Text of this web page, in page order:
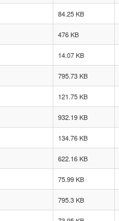
84.25 KB
476 KB
14.07 KB
795.73 KB
121.75 KB
932.19 KB
134.76 KB
622.16 KB
75.99 KB
795.3 KB